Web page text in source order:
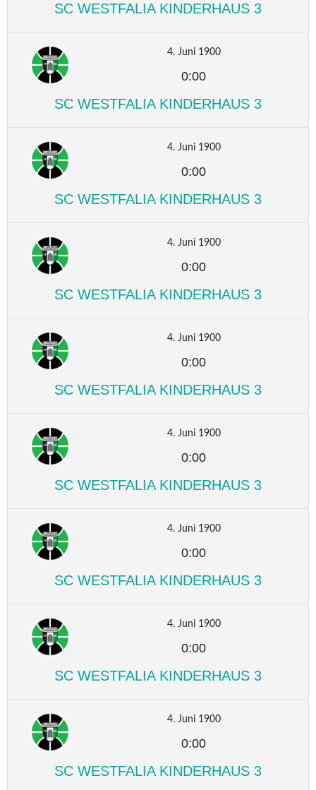
SC WESTFALIA KINDERHAUS 3
4. Juni 1900
0:00
SC WESTFALIA KINDERHAUS 3
4. Juni 1900
0:00
SC WESTFALIA KINDERHAUS 3
4. Juni 1900
0:00
SC WESTFALIA KINDERHAUS 3
4. Juni 1900
0:00
SC WESTFALIA KINDERHAUS 3
4. Juni 1900
0:00
SC WESTFALIA KINDERHAUS 3
4. Juni 1900
0:00
SC WESTFALIA KINDERHAUS 3
4. Juni 1900
0:00
SC WESTFALIA KINDERHAUS 3
4. Juni 1900
0:00
SC WESTFALIA KINDERHAUS 3